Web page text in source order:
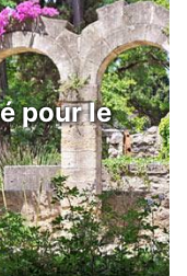
pour le